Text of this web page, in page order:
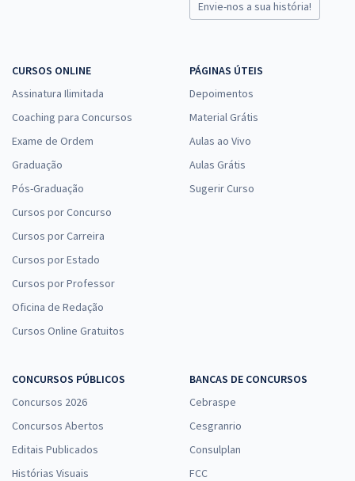
Envie-nos a sua história!
CURSOS ONLINE
Assinatura Ilimitada
Coaching para Concursos
Exame de Ordem
Graduação
Pós-Graduação
Cursos por Concurso
Cursos por Carreira
Cursos por Estado
Cursos por Professor
Oficina de Redação
Cursos Online Gratuitos
PÁGINAS ÚTEIS
Depoimentos
Material Grátis
Aulas ao Vivo
Aulas Grátis
Sugerir Curso
CONCURSOS PÚBLICOS
Concursos 2026
Concursos Abertos
Editais Publicados
Histórias Visuais
BANCAS DE CONCURSOS
Cebraspe
Cesgranrio
Consulplan
FCC